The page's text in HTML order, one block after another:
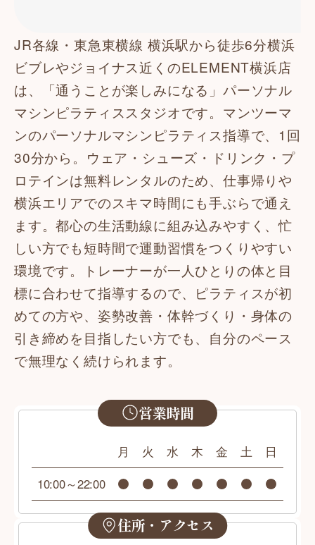
JR各線・東急東横線 横浜駅から徒歩6分横浜
ビブレやジョイナス近くのELEMENT横浜店
は、「通うことが楽しみになる」パーソナル
マシンピラティススタジオです。マンツーマ
ンのパーソナルマシンピラティス指導で、1回
30分から。ウェア・シューズ・ドリンク・プ
ロテインは無料レンタルのため、仕事帰りや
横浜エリアでのスキマ時間にも手ぶらで通え
ます。都心の生活動線に組み込みやすく、忙
しい方でも短時間で運動習慣をつくりやすい
環境です。トレーナーが一人ひとりの体と目
標に合わせて指導するので、ピラティスが初
めての方や、姿勢改善・体幹づくり・身体の
引き締めを目指したい方でも、自分のペース
で無理なく続けられます。
営業時間
月 火 水 木 金 土
日
10:00～22:00
住所・アクセス